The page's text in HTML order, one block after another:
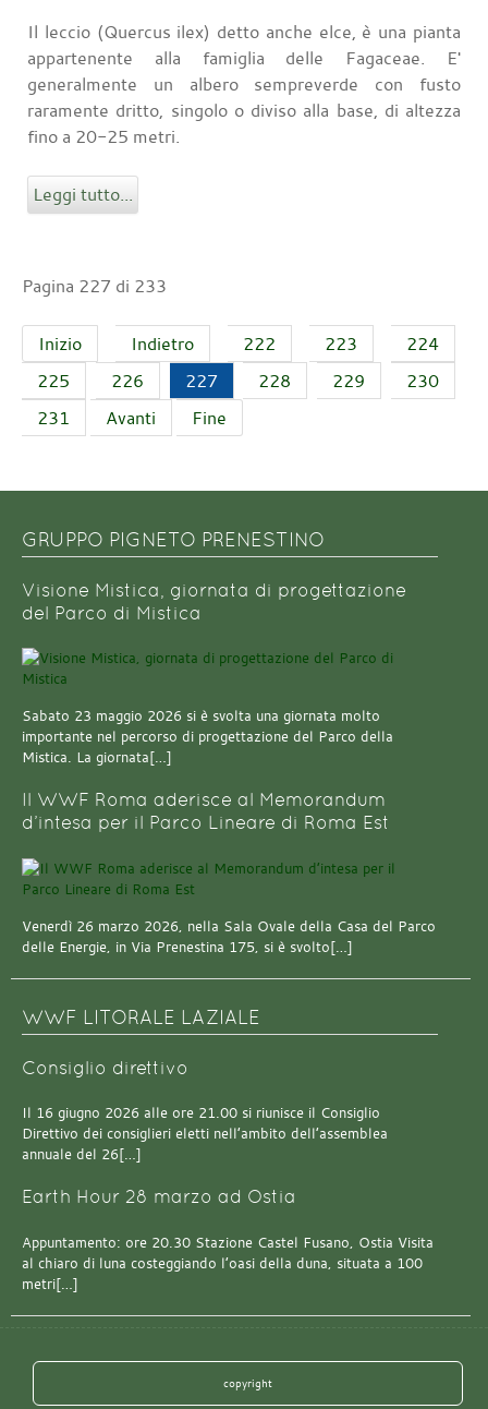
Il leccio (Quercus ilex) detto anche elce, è una pianta
appartenente alla famiglia delle Fagaceae. E'
generalmente un albero sempreverde con fusto
raramente dritto, singolo o diviso alla base, di altezza
fino a 20-25 metri.
Leggi tutto...
Pagina 227 di 233
Inizio Indietro 222 223
224
225
226 227 228 229
230
231
Avanti Fine
GRUPPO PIGNETO PRENESTINO
Visione Mistica, giornata di progettazione
del Parco di Mistica
Sabato 23 maggio 2026 si è svolta una giornata molto
importante nel percorso di progettazione del Parco della
Mistica. La giornata[…]
Il WWF Roma aderisce al Memorandum
d’intesa per il Parco Lineare di Roma Est
Venerdì 26 marzo 2026, nella Sala Ovale della Casa del Parco
delle Energie, in Via Prenestina 175, si è svolto[…]
WWF LITORALE LAZIALE
Consiglio direttivo
Il 16 giugno 2026 alle ore 21.00 si riunisce il Consiglio
Direttivo dei consiglieri eletti nell’ambito dell’assemblea
annuale del 26[…]
Earth Hour 28 marzo ad Ostia
Appuntamento: ore 20.30 Stazione Castel Fusano, Ostia Visita
al chiaro di luna costeggiando l’oasi della duna, situata a 100
metri[…]
copyright